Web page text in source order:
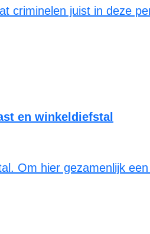
criminelen juist in deze
en winkeldiefstal
Om hier gezamenlijk